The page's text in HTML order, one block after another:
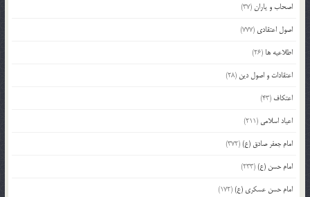
اصحاب و یاران(37)
اصول اعتقادی (777)
اطلاعیه ها (26)
اعتقادات و اصول دین (28)
اعتکاف (43)
اعیاد اسلامی (211)
امام جعفر صادق (ع)(372)
امام حسن (ع)(233)
امام حسن عسکری (ع)(172)